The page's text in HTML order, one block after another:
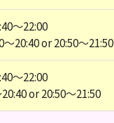
～22:00
20:40 or 20:50～21:50
～22:00
or 20:50～21:50